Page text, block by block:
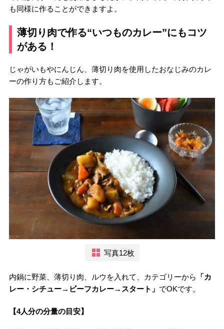
も同様に作ることができますよ。
薄切り肉で作る“いつものカレー”にもコツ
がある！
じゃがいもやにんじん、薄切り肉を使用したおなじみのカレ
ーの作り方もご紹介します。
写真12枚
内鍋に野菜、薄切り肉、ルウを入れて、カテゴリーから
「カ
レー・シチュー→ビーフカレー→スタート」 でOKです。
【4人分の分量の目安】